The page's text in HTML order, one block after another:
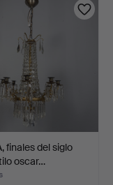
finales del siglo
oscar…